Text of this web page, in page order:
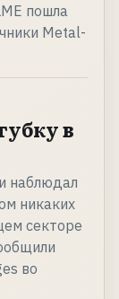
пошла
Metal-
в
наблюдал
никаких
секторе
во